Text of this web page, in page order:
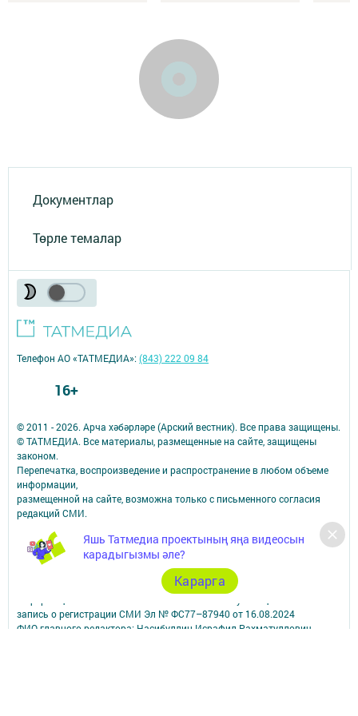
Документлар
Төрле темалар
Яшь Татмедиа проектының яңа видеосын
карадыгызмы әле?
Карарга
© 2011 - 2026. Арча хәбәрләре (Арский вестник). Все права защищены.
© ТАТМЕДИА. Все материалы, размещенные на сайте, защищены
законом.
Перепечатка, воспроизведение и распространение в любом объеме
информации,
размещенной на сайте, возможна только с письменного согласия
редакций СМИ.
При поддержке Республиканского агентства по печати и массовым
коммуникациям.
Наименование СМИ: Арча хәбәрләре (Арский вестник)
СМИ зарегистрировано Федеральной службой по надзору в сфере
запись о регистрации СМИ Эл № ФС77–87940 от 16.08.2024
ФИО главного редактора: Насибуллин Исрафил Рахматуллович
Телефон АО «ТАТМЕДИА»:(843) 222 09 84
16+